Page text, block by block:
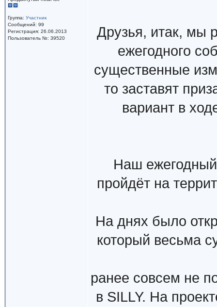
Группа: Участник
Сообщений: 99
Регистрация: 26.06.2013
Пользователь №: 39520
Друзья, итак, мы
ежегодного
существенные
то заставят
вариант в
Наш
пройдёт на
На днях было
который весьма
ранее совсем не
в SILLY. На